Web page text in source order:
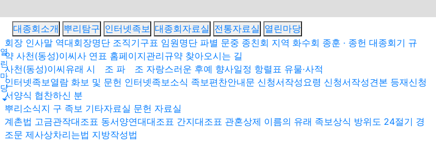
열
린
마
당
대종회소개 뿌리탐구 인터넷족보 대종회자료실 전통자료실 열린마당
회장 인사말 역대회장명단 조직기구표 임원명단 파별 문중 종친회 지역 화수회 종훈 · 종헌 대종회기 규
약 사천(동성)이씨사 연표 홈페이지관리규약 찾아오시는 길
사천(동성)이씨유래 시 조 파 조 자랑스러운 후예 향사일정 항렬표 유물·사적
인터넷족보열람 화보 및 문헌 인터넷족보소식 족보편찬안내문 신청서작성요령 신청서작성견본 등재신청
서양식 협찬하신 분
뿌리소식지 구 족보 기타자료실 문헌 자료실
계촌법 고금관작대조표 동서양연대대조표 간지대조표 관혼상제 이름의 유래 족보상식 방위도 24절기 경
조문 제사상차리는법 지방작성법